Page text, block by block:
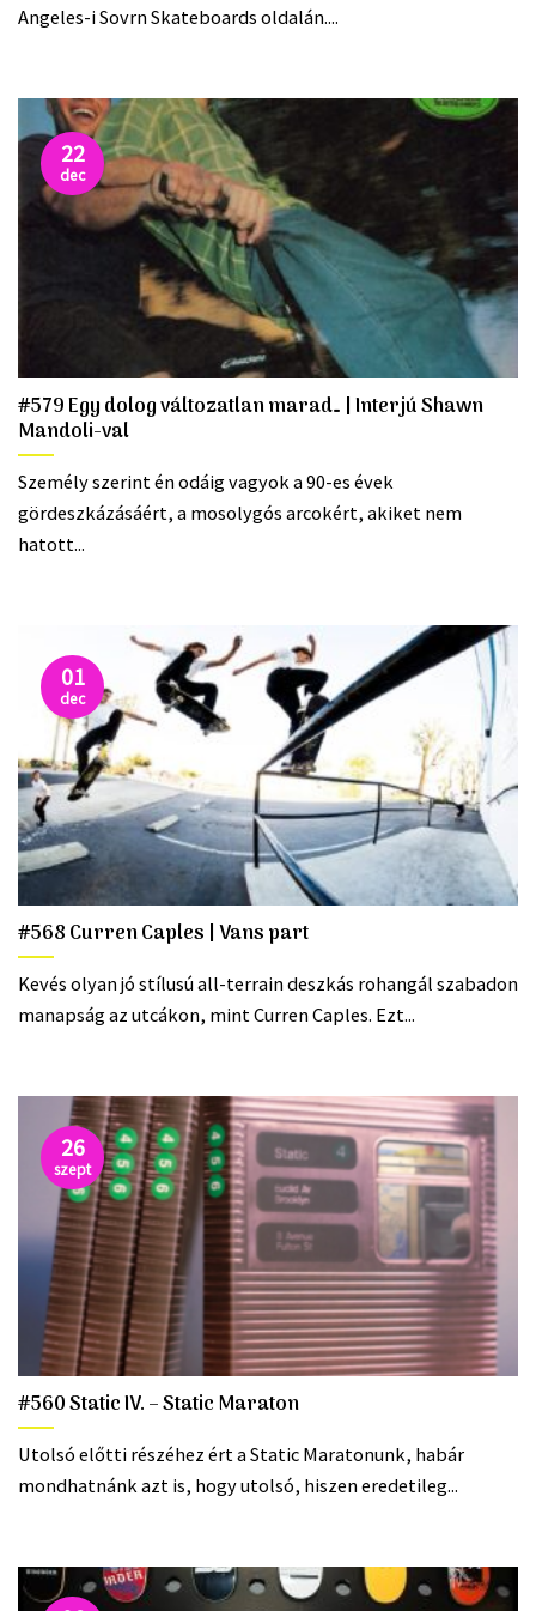
Angeles-i Sovrn Skateboards oldalán....
#579 Egy dolog változatlan marad… | Interjú Shawn
Mandoli-val
Személy szerint én odáig vagyok a 90-es évek
gördeszkázásáért, a mosolygós arcokért, akiket nem
hatott...
22
dec
#568 Curren Caples | Vans part
Kevés olyan jó stílusú all-terrain deszkás rohangál szabadon
manapság az utcákon, mint Curren Caples. Ezt...
01
dec
#560 Static IV. – Static Maraton
Utolsó előtti részéhez ért a Static Maratonunk, habár
mondhatnánk azt is, hogy utolsó, hiszen eredetileg...
26
szept